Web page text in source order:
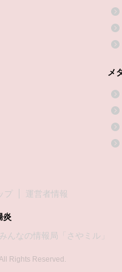
メ
プ 運営者情報
炎
んなの情報局「さやミル」
Rights Reserved.